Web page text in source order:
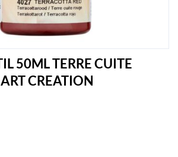
50ML TERRE CUITE
CREATION